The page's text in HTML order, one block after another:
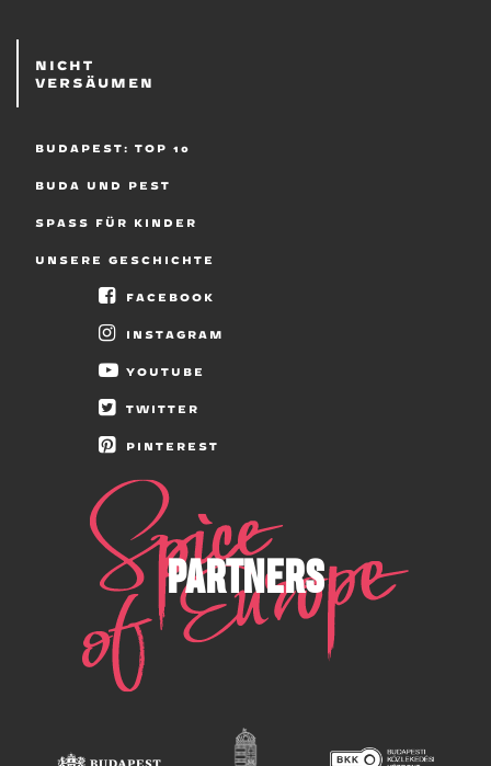
NICHT
VERSÄUMEN
BUDAPEST: TOP 10
BUDA UND PEST
SPASS FÜR KINDER
UNSERE GESCHICHTE
FACEBOOK
INSTAGRAM
YOUTUBE
TWITTER
PINTEREST
PARTNERS